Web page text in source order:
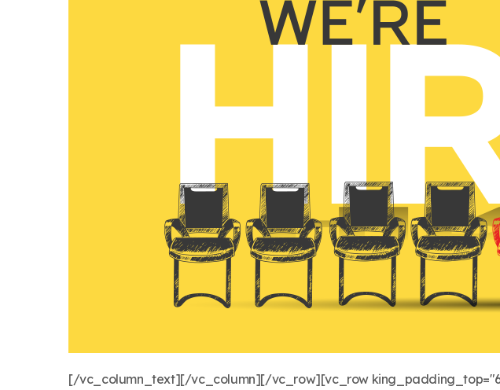
[/vc_column_text][/vc_column][/vc_row][vc_row